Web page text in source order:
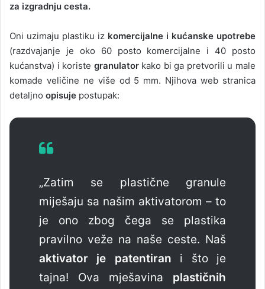
za izgradnju cesta.
Oni uzimaju plastiku iz komercijalne i kućanske upotrebe
(razdvajanje je oko 60 posto komercijalne i 40 posto
kućanstva) i koriste granulatorkako bi ga pretvorili u male
komade veličine ne više od 5 mm. Njihova web stranica
detaljno opisuje postupak:
„Zatim se plastične granule
miješaju sa našim aktivatorom – to
je ono zbog čega se plastika
pravilno veže na naše ceste. Naš
aktivator je patentiran i što je
tajna! Ova mješavina plastičnih